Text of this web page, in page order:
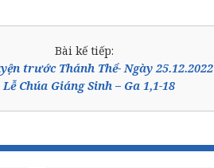
Bài kế tiếp:
trước Thánh Thể- Ngày 25.12.2022
Lễ Chúa Giáng Sinh – Ga 1,1-18